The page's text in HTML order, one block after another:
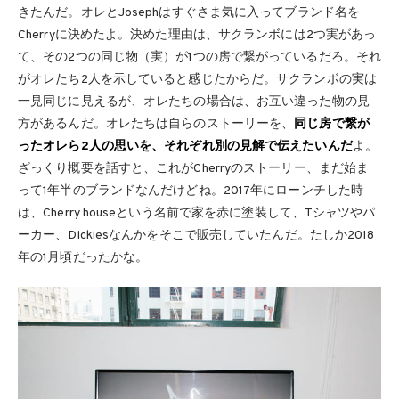
きたんだ。オレとJosephはすぐさま気に入ってブランド名を
Cherryに決めたよ。決めた理由は、サクランボには2つ実があっ
て、その2つの同じ物（実）が1つの房で繋がっているだろ。それ
がオレたち2人を示していると感じたからだ。サクランボの実は
一見同じに見えるが、オレたちの場合は、お互い違った物の見
方があるんだ。オレたちは自らのストーリーを、
同じ房で繋が
ったオレら2人の思いを、それぞれ別の見解で伝えたいんだよ。
ざっくり概要を話すと、これがCherryのストーリー、まだ始ま
って1年半のブランドなんだけどね。2017年にローンチした時
は、Cherry houseという名前で家を赤に塗装して、Tシャツやパ
ーカー、Dickiesなんかをそこで販売していたんだ。たしか2018
年の1月頃だったかな。